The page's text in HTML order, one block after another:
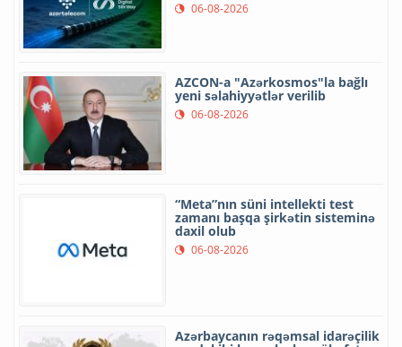
06-08-2026
AZCON-a "Azərkosmos"la bağlı
yeni səlahiyyətlər verilib
06-08-2026
“Meta”nın süni intellekti test
zamanı başqa şirkətin sisteminə
daxil olub
06-08-2026
Azərbaycanın rəqəmsal idarəçilik